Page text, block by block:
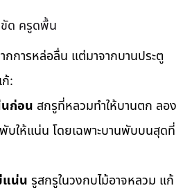
ด ครูดพื้น
ก้:
ก่อน สกรูที่หลวมทำให้บานตก ลอง
บให้แน่น โดยเฉพาะบานพับบนสุดที่
แน่น รูสกรูในวงกบไม้อาจหลวม แก้